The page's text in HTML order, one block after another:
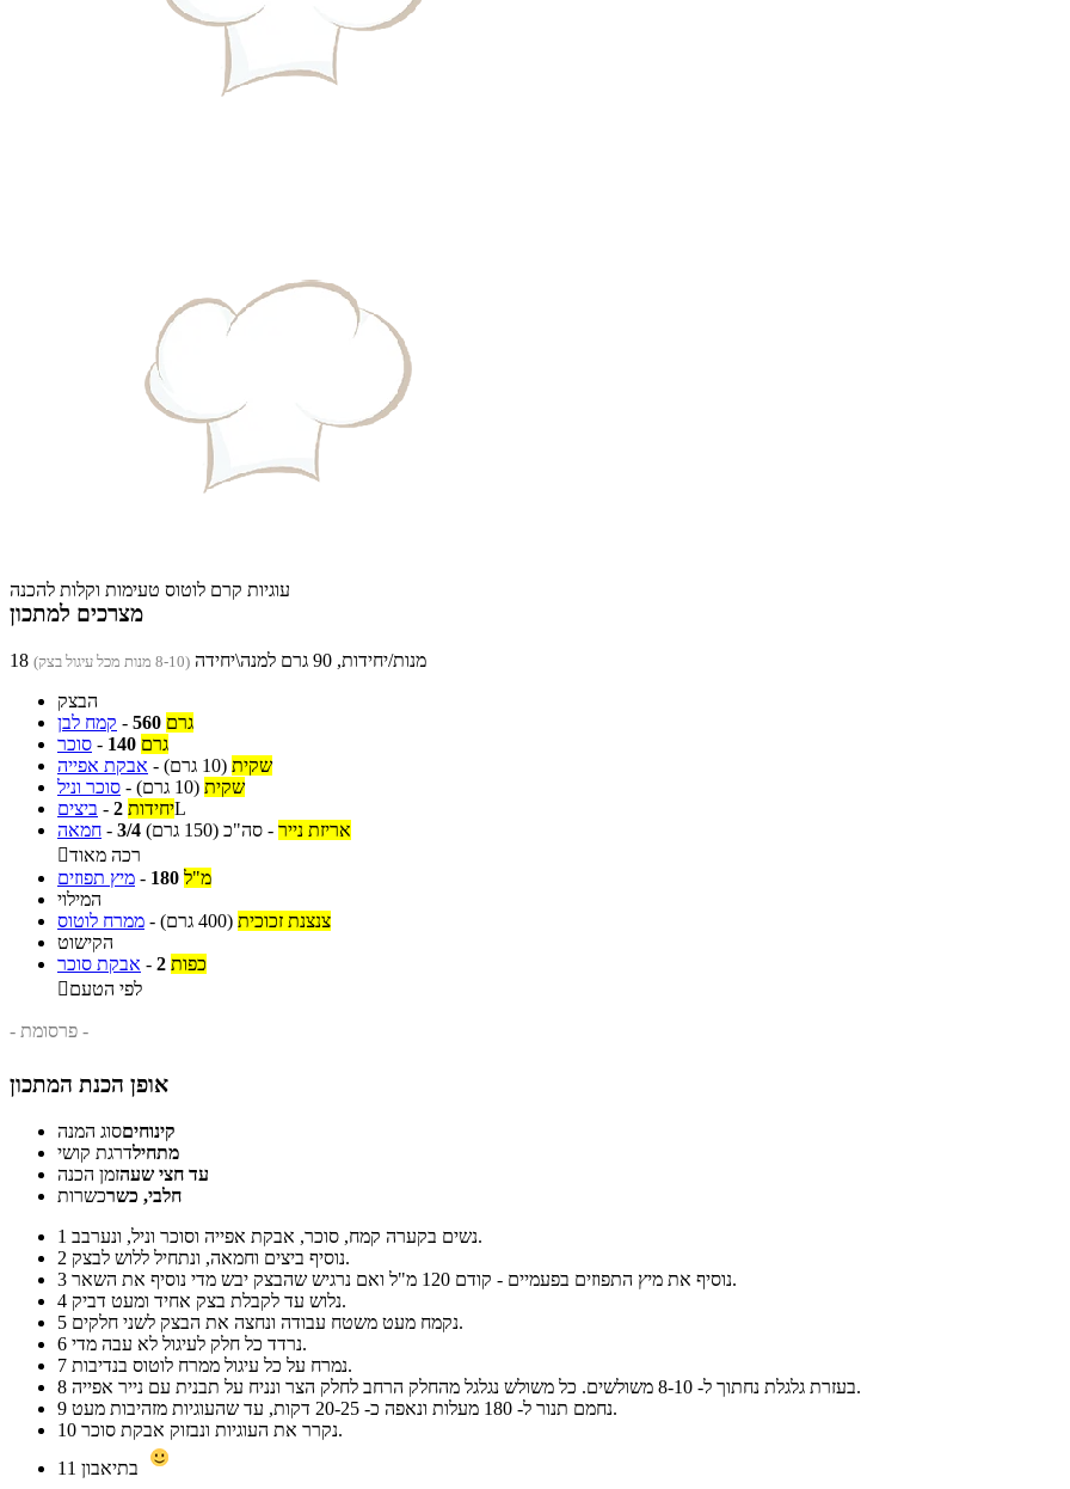
עוגיות קרם לוטוס טעימות וקלות להכנה
מצרכים למתכון
18 מנות/יחידות, 90 גרם למנה\יחידה (8-10 מנות מכל עיגול בצק)
הבצק
קמח לבן - 560 גרם
סוכר - 140 גרם
אבקת אפייה - שקית (10 גרם)
סוכר וניל - שקית (10 גרם)
ביצים - 2 יחידותL
חמאה - 3/4 אריזת נייר - סה"כ (150 גרם)
רכה מאוד
מיץ תפוזים - 180 מ"ל
המילוי
ממרח לוטוס - צנצנת זכוכית (400 גרם)
הקישוט
אבקת סוכר - 2 כפות
לפי הטעם
- פרסומת -
אופן הכנת המתכון
קינוחיםסוג המנה
מתחילדרגת קושי
עד חצי שעהזמן הכנה
חלבי, כשרכשרות
1
נשים בקערה קמח, סוכר, אבקת אפייה וסוכר וניל, ונערבב.
2
נוסיף ביצים וחמאה, ונתחיל ללוש לבצק.
3
נוסיף את מיץ התפוזים בפעמיים - קודם 120 מ"ל ואם נרגיש שהבצק יבש מדי נוסיף את השאר.
4
נלוש עד לקבלת בצק אחיד ומעט דביק.
5
נקמח מעט משטח עבודה ונחצה את הבצק לשני חלקים.
6
נרדד כל חלק לעיגול לא עבה מדי.
7
נמרח על כל עיגול ממרח לוטוס בנדיבות.
8
בעזרת גלגלת נחתוך ל- 8-10 משולשים. כל משולש נגלגל מהחלק הרחב לחלק הצר ונניח על תבנית עם נייר אפייה.
9
נחמם תנור ל- 180 מעלות ונאפה כ- 20-25 דקות, עד שהעוגיות מזהיבות מעט.
10
נקרר את העוגיות ונבזוק אבקת סוכר.
11